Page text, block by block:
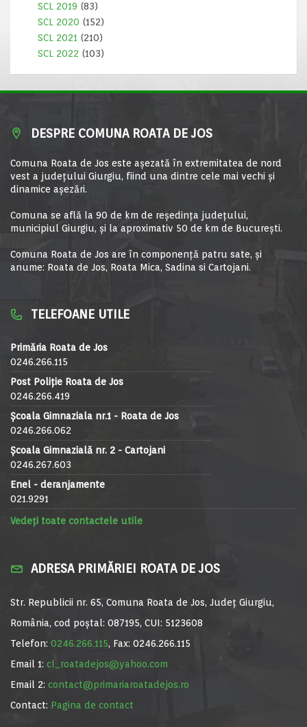
SCL 2019 (83)
SCL 2020 (152)
SCL 2021 (210)
SCL 2022 (103)
DESPRE COMUNA ROATA DE JOS
Comuna Roata de Jos este aşezată în extremitatea de nord
vest a judeţului Giurgiu, fiind una dintre cele mai vechi şi
dinamice aşezări.
Comuna se află la 90 de km de reşedinţa judeţului,
municipiul Giurgiu, şi la aproximativ 50 de km de Bucureşti.
Comuna Roata de Jos are în componență patru sate, și
anume: Roata de Jos, Roata Mica, Sadina si Cartojani.
TELEFOANE UTILE
Primăria Roata de Jos
0246.266.115
Post Poliție Roata de Jos
0246.266.419
Școala Gimnaziala nr.1 - Roata de Jos
0246.266.062
Școala Gimnazială nr. 2 - Cartojani
0246.267.603
Enel - deranjamente
021.9291
Vedeți toate contactele utile
ADRESA PRIMĂRIEI ROATA DE JOS
Str. Republicii nr. 65, Comuna Roata de Jos, Județ Giurgiu,
România, cod poștal: 087195, CUI: 5123608
Telefon: 0246.266.115, Fax: 0246.266.115
Email 1: cl_roatadejos@yahoo.com
Email 2: contact@primariaroatadejos.ro
Contact: Pagina de contact